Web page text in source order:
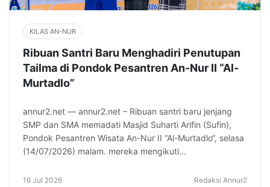
KILAS AN-NUR
Ribuan Santri Baru Menghadiri Penutupan
Tailma di Pondok Pesantren An-Nur II “Al-
Murtadlo”
annur2.net — annur2.net – Ribuan santri baru jenjang
SMP dan SMA memadati Masjid Suharti Arifin (Sufin),
Pondok Pesantren Wisata An-Nur II “Al-Murtadlo“, selasa
(14/07/2026) malam. mereka mengikuti...
16 Jul 2026 Redaksi Annur2